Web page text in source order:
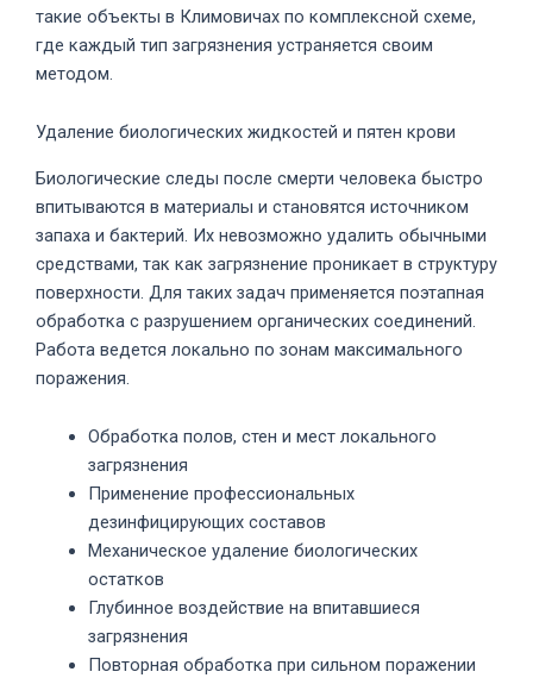
такие объекты в Климовичах по комплексной схеме,
где каждый тип загрязнения устраняется своим
методом.
Удаление биологических жидкостей и пятен крови
Биологические следы после смерти человека быстро
впитываются в материалы и становятся источником
запаха и бактерий. Их невозможно удалить обычными
средствами, так как загрязнение проникает в структуру
поверхности. Для таких задач применяется поэтапная
обработка с разрушением органических соединений.
Работа ведется локально по зонам максимального
поражения.
Обработка полов, стен и мест локального
загрязнения
Применение профессиональных
дезинфицирующих составов
Механическое удаление биологических
остатков
Глубинное воздействие на впитавшиеся
загрязнения
Повторная обработка при сильном поражении